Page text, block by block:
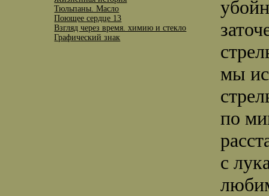
Тюльпаны. Масло
Поющее сердце 13
Взгляд через время. химию и стекло
Графический знак
мы
по
с